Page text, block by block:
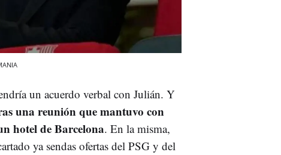
un acuerdo verbal con Julián. Y
una reunión que mantuvo con
hotel de Barcelona. En la misma,
ya sendas ofertas del PSG y del